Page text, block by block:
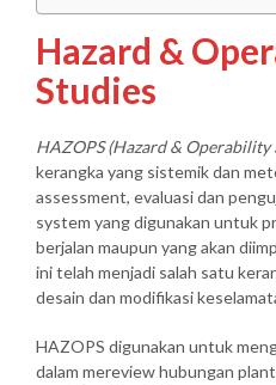
Hazard &
Studies
HAZOPS (Hazard & Operability
kerangka yang sistemik dan
assessment, evaluasi dan
system yang digunakan untuk
berjalan maupun yang akan
ini telah menjadi salah satu
desain dan modifikasi
HAZOPS digunakan untuk
dalam mereview hubungan